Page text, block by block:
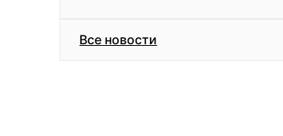
Все новости